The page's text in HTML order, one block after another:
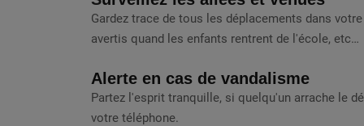
Gardez trace de tous les déplacements dans
avertis quand les enfants rentrent de l'école, etc…
Alerte en cas de vandalisme
Partez l'esprit tranquille, si quelqu'un arrache le
votre téléphone.